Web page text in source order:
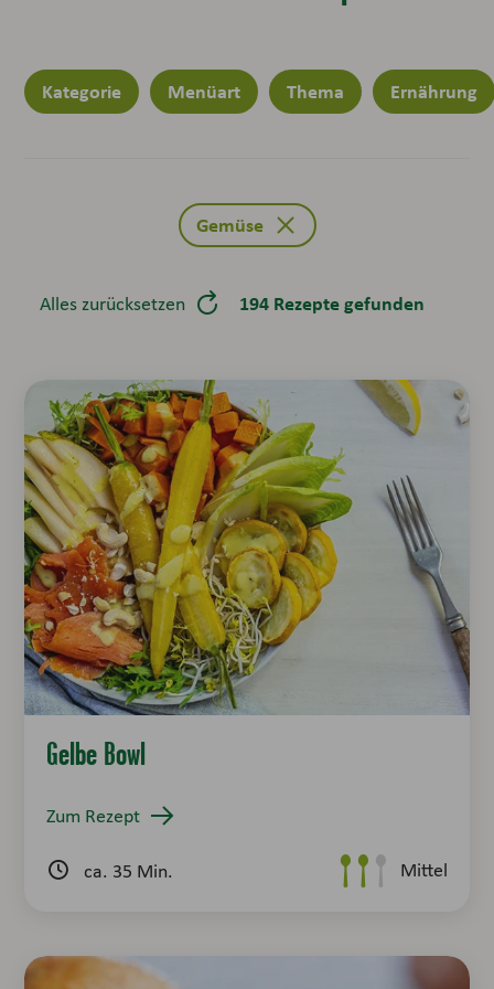
Kategorie Menüart Thema Ernährung
Gemüse
Alles zurücksetzen 194 Rezepte gefunden
Gelbe Bowl
Zum Rezept
ca. 35 Min. Mittel